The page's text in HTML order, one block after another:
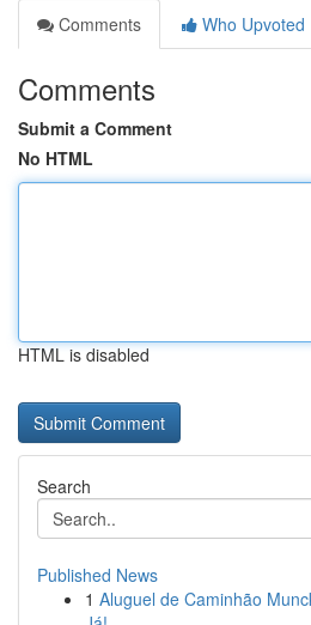
Comments
Who Upvoted
Comments
Submit a Comment
No HTML
HTML is disabled
Search
Published News
1 Aluguel de Caminhão